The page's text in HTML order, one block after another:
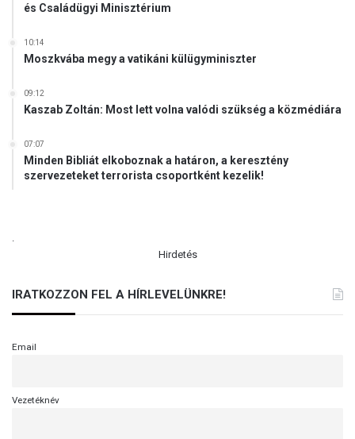
és Családügyi Minisztérium
10:14
Moszkvába megy a vatikáni külügyminiszter
09:12
Kaszab Zoltán: Most lett volna valódi szükség a közmédiára
07:07
Minden Bibliát elkoboznak a határon, a keresztény
szervezeteket terrorista csoportként kezelik!
Hirdetés
IRATKOZZON FEL A HÍRLEVELÜNKRE!
Email
Vezetéknév